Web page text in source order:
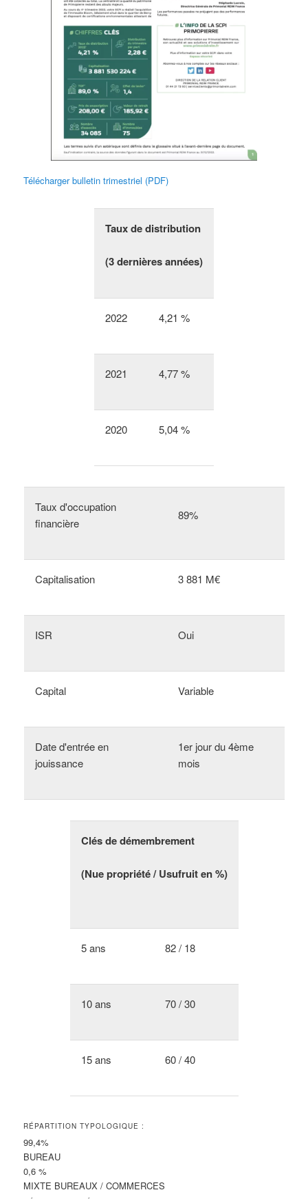
Télécharger bulletin trimestriel (PDF)
Taux de distribution
(3 dernières années)
2022 4,21 %
2021 4,77 %
2020 5,04 %
Taux d'occupation
financière
89%
Capitalisation 3 881 M€
ISR Oui
Capital Variable
Date d'entrée en
jouissance
1er jour du 4ème
mois
Clés de démembrement
(Nue propriété / Usufruit en %)
5 ans 82 / 18
10 ans 70 / 30
15 ans 60 / 40
RÉPARTITION TYPOLOGIQUE :
99,4%
BUREAU
0,6 %
MIXTE BUREAUX / COMMERCES